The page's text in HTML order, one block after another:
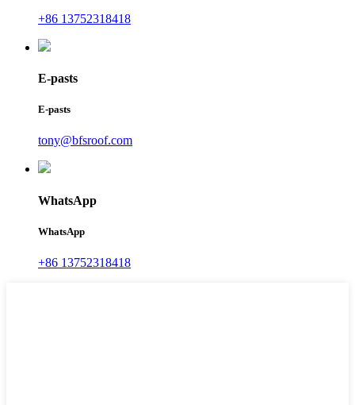
+86 13752318418
E-pasts
E-pasts
tony@bfsroof.com
WhatsApp
WhatsApp
+86 13752318418